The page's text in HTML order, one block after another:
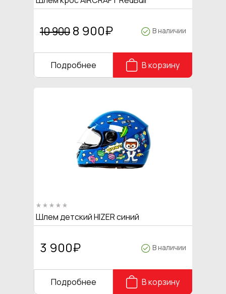
10 900 8 900₽ В наличии
Подробнее В корзину
Шлем детский HIZER синий
3 900₽ В наличии
Подробнее В корзину